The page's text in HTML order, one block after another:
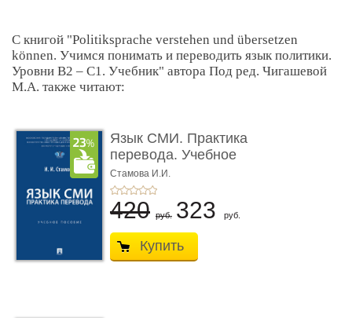
С книгой "Politiksprache verstehen und übersetzen
können. Учимся понимать и переводить язык политики.
Уровни В2 – С1. Учебник" автора Под ред. Чигашевой
М.А. также читают:
Язык СМИ. Практика
перевода. Учебное
пособие
Стамова И.И.
420 руб. 323 руб.
Купить